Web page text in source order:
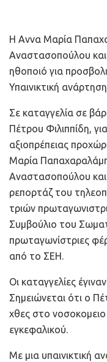
Η Αννα Μαρία
Αναστασοπούλου
ηθοποιό για
Υπαινικτική
Σε καταγγελία σε
Πέτρου Φιλιππίδη,
αξιοπρέπειας
Μαρία
Αναστασοπούλου
ρεπορτάζ του
τριών
Συμβούλιο του
πρωταγωνίστριες
από το ΣΕΗ.
Οι καταγγελίες
Σημειώνεται ότι ο
χθες στο
εγκεφαλικού.
Με μια υπαινικτική